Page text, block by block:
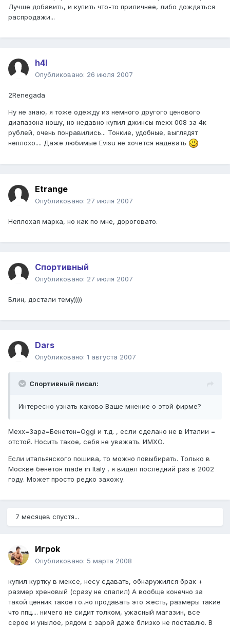
Лучше добавить, и купить что-то приличнее, либо дождаться
распродажи...
h4l
Опубликовано: 26 июля 2007
2Renegada
Ну не знаю, я тоже одежду из немного другого ценового
диапазона ношу, но недавно купил джинсы mexx 008 за 4к
рублей, очень понравились... Тонкие, удобные, выглядят
неплохо.... Даже любимые Evisu не хочется надевать
Etrange
Опубликовано: 27 июля 2007
Неплохая марка, но как по мне, дороговато.
Спортивный
Опубликовано: 27 июля 2007
Блин, достали тему))))
Dars
Опубликовано: 1 августа 2007
Спортивный писал:
Интересно узнать каково Ваше мнение о этой фирме?
Меxx=Зара=Бенетон=Oggi и т.д. , если сделано не в Италии =
отстой. Носить такое, себя не уважать. ИМХО.
Если итальянского пошива, то можно повыбирать. Только в
Москве бенетон made in Italy , я видел последний раз в 2002
году. Может просто редко захожу.
7 месяцев спустя...
Игроk
Опубликовано: 5 марта 2008
купил куртку в мексе, несу сдавать, обнаружился брак +
размер хреновый (сразу не спалил) А вообще конечно за
такой ценник такое го..но продавать это жесть, размеры такие
что ппц.... ничего не сидит толком, ужасный магазин, все
серое и унылое, рядом с зарой даже близко не поставлю. В